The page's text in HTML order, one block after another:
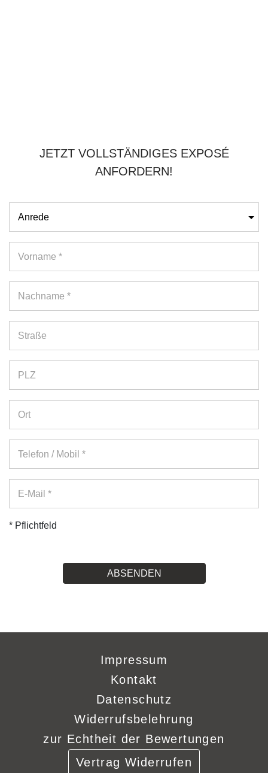
JETZT VOLLSTÄNDIGES EXPOSÉ
ANFORDERN!
* Pflichtfeld
ABSENDEN
Impressum
Kontakt
Datenschutz
Widerrufsbelehrung
zur Echtheit der Bewertungen
Vertrag Widerrufen